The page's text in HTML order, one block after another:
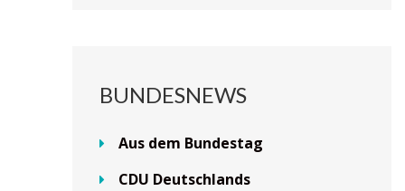
BUNDESNEWS
Aus dem Bundestag
CDU Deutschlands